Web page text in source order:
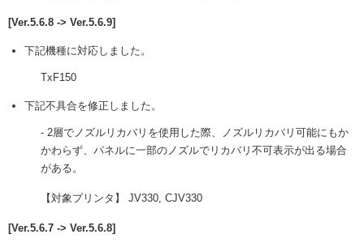
[Ver.5.6.8 -> Ver.5.6.9]
下記機種に対応しました。
TxF150
下記不具合を修正しました。
- 2層でノズルリカバリを使用した際、ノズルリカバリ可能にもか
かわらず、パネルに一部のノズルでリカバリ不可表示が出る場合
がある。
【対象プリンタ】 JV330, CJV330
[Ver.5.6.7 -> Ver.5.6.8]